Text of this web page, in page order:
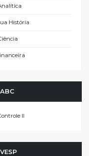
História
II